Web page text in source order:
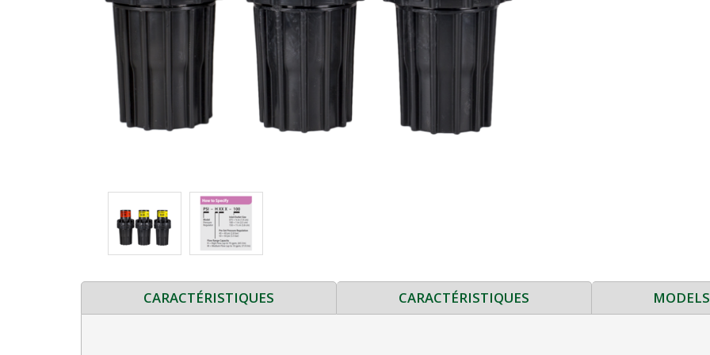
CARACTÉRISTIQUES CARACTÉRISTIQUES MODELS